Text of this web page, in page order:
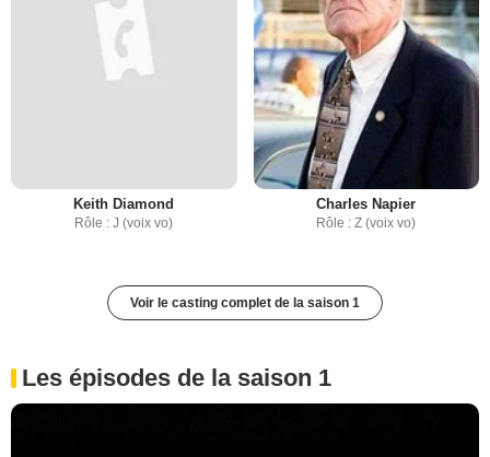
Keith Diamond
Rôle : J (voix vo)
Charles Napier
Rôle : Z (voix vo)
Voir le casting complet de la saison 1
Les épisodes de la saison 1